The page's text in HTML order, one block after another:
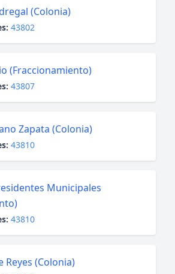
(Colonia)
43802
(Fraccionamiento)
43807
Zapata (Colonia)
43810
Municipales
43810
Reyes (Colonia)